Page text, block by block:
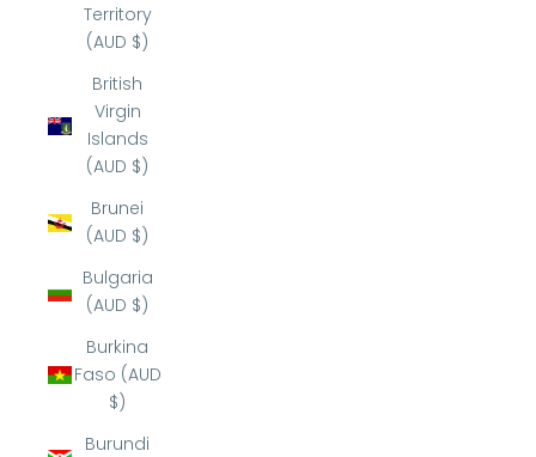
Territory
(AUD $)
British
Virgin
Islands
(AUD $)
Brunei
(AUD $)
Bulgaria
(AUD $)
Burkina
Faso (AUD
$)
Burundi